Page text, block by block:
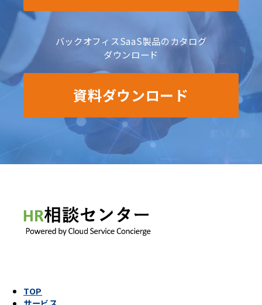
バックオフィスSaaS製品のカタログ
ダウンロード
資料ダウンロード
TOP